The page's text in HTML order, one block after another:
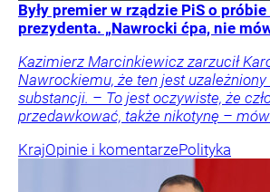
Były premier w rządzie PiS o
prezydenta. „Nawrocki ćpa, nie
Kazimierz Marcinkiewicz zarzucił
Nawrockiemu, że ten jest
substancji. – To jest oczywiste, że
przedawkować, także nikotynę –
KrajOpinie i komentarzePolityka